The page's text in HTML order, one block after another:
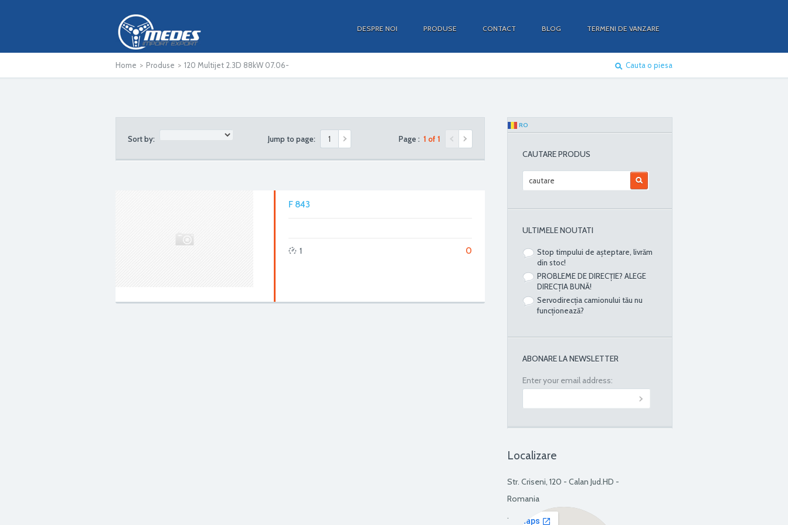
DESPRE NOI PRODUSE CONTACT BLOG TERMENI DE VANZARE
Home > Produse > 120 Multijet 2.3D 88kW 07.06- Cauta o piesa
Sort by: Jump to page: Page : 1 of 1
F 843
0
1
RO
CAUTARE PRODUS
ULTIMELE NOUTATI
Stop timpului de așteptare, livrăm
din stoc!
PROBLEME DE DIRECȚIE? ALEGE
DIRECȚIA BUNĂ!
Servodirecția camionului tău nu
funcționează?
ABONARE LA NEWSLETTER
Enter your email address:
Localizare
Str. Criseni, 120 - Calan Jud.HD -
Romania